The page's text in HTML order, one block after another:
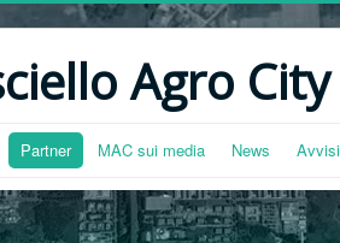
Agro City
Partner MAC sui media News